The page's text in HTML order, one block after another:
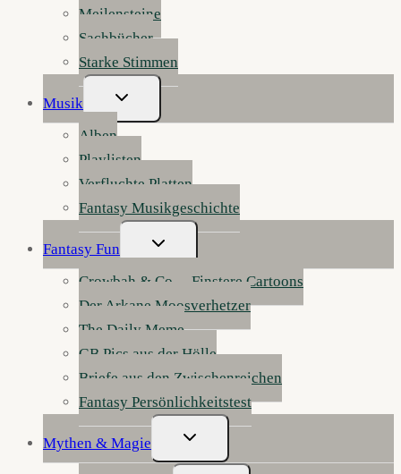
Meilensteine
Sachbücher
Starke Stimmen
Musik
Untermenü
Umschalten
Alben
Playlisten
Verfluchte Platten
Fantasy Musikgeschichte
Fantasy Fun
Untermenü
Umschalten
Crowbah & Co. – Finstere Cartoons
Der Arkane Moosverhetzer
The Daily Meme
GB Pics aus der Hölle
Briefe aus den Zwischenreichen
Fantasy Persönlichkeitstest
Mythen & Magie
Untermenü
Umschalten